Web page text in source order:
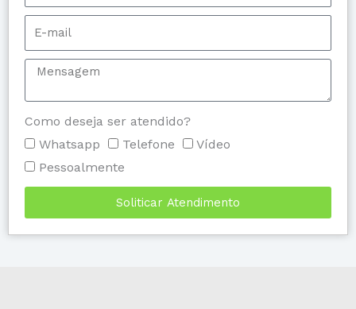
Como deseja ser atendido?
Whatsapp
Telefone
Vídeo
Pessoalmente
Soliticar Atendimento